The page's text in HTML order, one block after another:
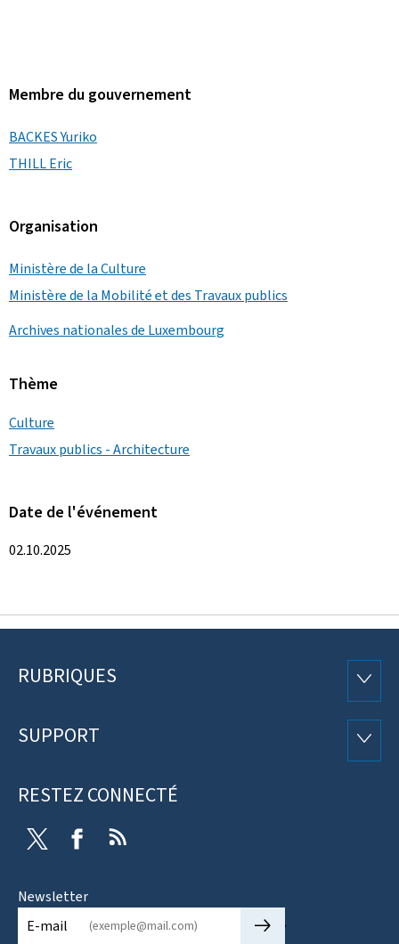
Membre du gouvernement
BACKES Yuriko
THILL Eric
Organisation
Ministère de la Culture
Ministère de la Mobilité et des Travaux publics
Archives nationales de Luxembourg
Thème
Culture
Travaux publics - Architecture
Date de l'événement
02.10.2025
Pied
page
RUBRIQUES
SUPPORT
RESTEZ CONNECTÉ
Twitter Facebook
Newsletter
E-mail
🡒